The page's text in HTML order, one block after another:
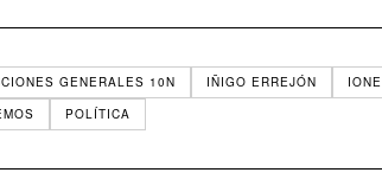
GENERALES 10N IÑIGO ERREJÓN
POLÍTICA